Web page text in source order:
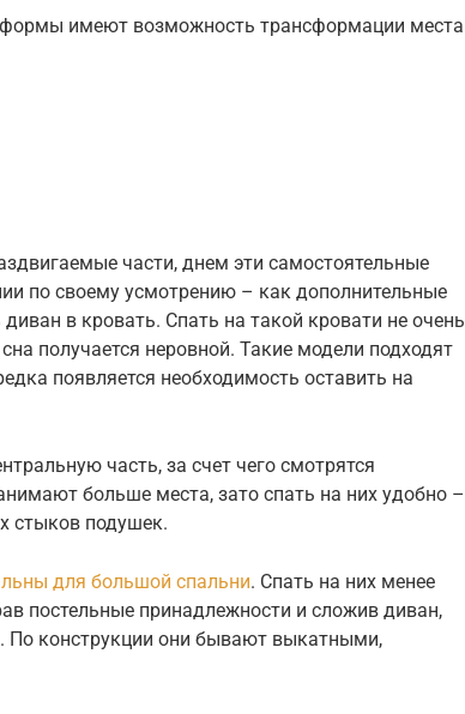
формы имеют возможность трансформации места
части, днем эти самостоятельные
по своему усмотрению – как дополнительные
в кровать. Спать на такой кровати не очень
получается неровной. Такие модели подходят
появляется необходимость оставить на
часть, за счет чего смотрятся
больше места, зато спать на них удобно –
стыков подушек.
для большой спальни. Спать на них менее
постельные принадлежности и сложив диван,
По конструкции они бывают выкатными,